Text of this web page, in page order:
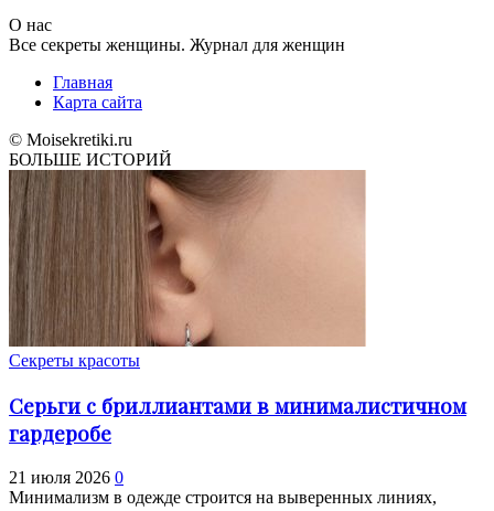
О нас
Все секреты женщины. Журнал для женщин
Главная
Карта сайта
© Moisekretiki.ru
БОЛЬШЕ ИСТОРИЙ
Секреты красоты
Серьги с бриллиантами в минималистичном
гардеробе
21 июля 2026 0
Минимализм в одежде строится на выверенных линиях,